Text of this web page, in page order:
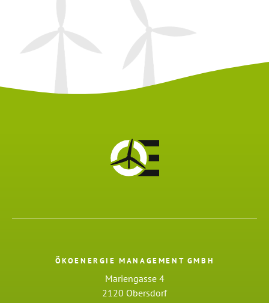
ÖKOENERGIE MANAGEMENT GMBH
Mariengasse 4
2120 Obersdorf